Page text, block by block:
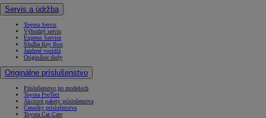
Servis a údržba
Toyota Servis
Výhodný servis
Express Service
Služba Key Box
Jazdené vozidlá
Originálne diely
Originálne príslušenstvo
Príslušenstvo po modeloch
Toyota ProTect
Akciové pakety príslušenstva
Cenníky príslušenstva
Toyota Car Care